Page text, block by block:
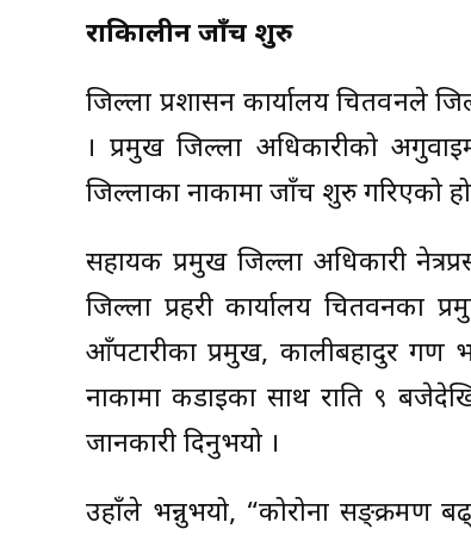
रात्रिकालीन जाँच शुरु
जिल्ला प्रशासन कार्यालय चितवनले
। प्रमुख जिल्ला अधिकारीको
जिल्लाका नाकामा जाँच शुरु गरिएको
सहायक प्रमुख जिल्ला अधिकारी
जिल्ला प्रहरी कार्यालय चितवनका
आँपटारीका प्रमुख, कालीबहादुर गण
नाकामा कडाइका साथ राति ९
जानकारी दिनुभयो ।
उहाँले भन्नुभयो, “कोरोना सङ्क्रमण